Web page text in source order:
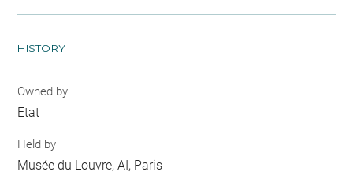
HISTORY
Owned by
Etat
Held by
Musée du Louvre, AI, Paris